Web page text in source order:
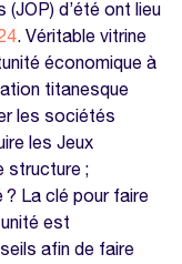
d’été ont lieu
. Véritable vitrine
économique à
titanesque
les sociétés
les Jeux
structure ;
La clé pour faire
est
afin de faire